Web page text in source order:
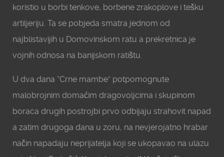
koristio u borbi tenkove, borbene zrakoplove i tešku
artiljeriju. Ta se pobjeda smatra jednom od
najblistavijih u Domovinskom ratu a prekretnica je
vojnih odnosa na banijskom ratištu.
U dva dana “Crne mambe” potpomognute
malobrojnim domaćim dragovoljcima i skupinom
boraca drugih postrojbi prvo odbijaju strahovit napad
a zatim drugoga dana u zoru, na nevjerojatno hrabar
način napadaju neprijatelja koji se ukopavao na ulazu